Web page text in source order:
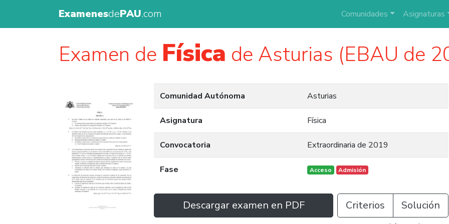
ExamenesdePAU.com Comunidades Asignaturas
Examen de Física de Asturias (EBAU de
Comunidad Autónoma Asturias
Asignatura Física
Convocatoria Extraordinaria de 2019
Fase Acceso Admisión
Descargar examen en PDF Criterios Solución